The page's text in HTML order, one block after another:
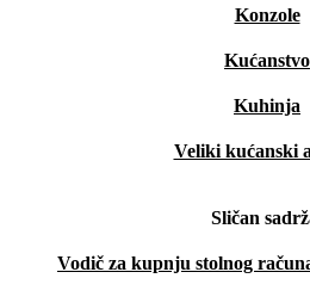
Konzole
Kućanstvo
Kuhinja
Veliki kućanski
Sličan
Vodič za kupnju stolnog